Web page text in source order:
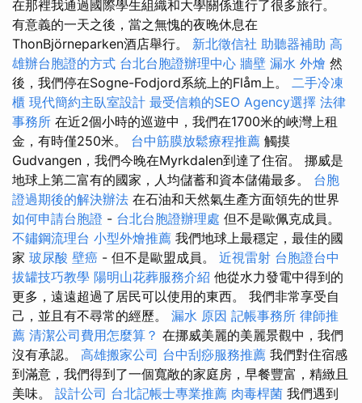
在那裡我通過國際學生組織和大學關係進行了很多旅行。
有意義的一天之後，當之無愧的夜晚休息在
ThonBjörneparken酒店舉行。 新北徵信社 助聽器補助 高
雄辦台胞證的方式 台北台胞證辦理中心 牆壁 漏水 外燴 然
後，我們停在Sogne-Fodjord系統上的Flåm上。 二手冷凍
櫃 現代簡約主臥室設計 最受信賴的SEO Agency選擇 法律
事務所 在近2個小時的巡遊中，我們在1700米的峽灣上租
金，有時僅250米。 台中筋膜放鬆療程推薦 觸摸
Gudvangen，我們今晚在Myrkdalen到達了住宿。 挪威是
地球上第二富有的國家，人均儲蓄和資本儲備最多。 台胞
證過期後的解決辦法 在石油和天然氣生產方面領先的世界
如何申請台胞證 - 台北台胞證辦理處 但不是歐佩克成員。
不鏽鋼流理台 小型外燴推薦 我們地球上最穩定，最佳的國
家 玻尿酸 壁癌 - 但不是歐盟成員。 近視雷射 台胞證台中
拔罐技巧教學 陽明山花葬服務介紹 他從水力發電中得到的
更多，遠遠超過了居民可以使用的東西。 我們非常享受自
己，並且有不尋常的經歷。 漏水 原因 記帳事務所 律師推
薦 清潔公司費用怎麼算？ 在挪威美麗的美麗景觀中，我們
沒有承認。 高雄搬家公司 台中刮痧服務推薦 我們對住宿感
到滿意，我們得到了一個寬敞的家庭房，早餐豐富，精緻且
美味。 設計公司 台北記帳士專業推薦 肉毒桿菌 我們遇到